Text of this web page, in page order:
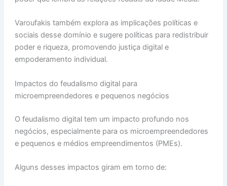
Varoufakis também explora as implicações políticas e
sociais desse domínio e sugere políticas para redistribuir
poder e riqueza, promovendo justiça digital e
empoderamento individual.
Impactos do feudalismo digital para
microempreendedores e pequenos negócios
O feudalismo digital tem um impacto profundo nos
negócios, especialmente para os microempreendedores
e pequenos e médios empreendimentos (PMEs).
Alguns desses impactos giram em torno de: